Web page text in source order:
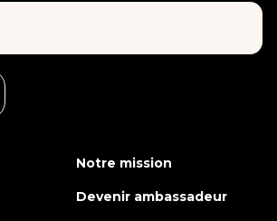
Notre mission
Devenir ambassadeur